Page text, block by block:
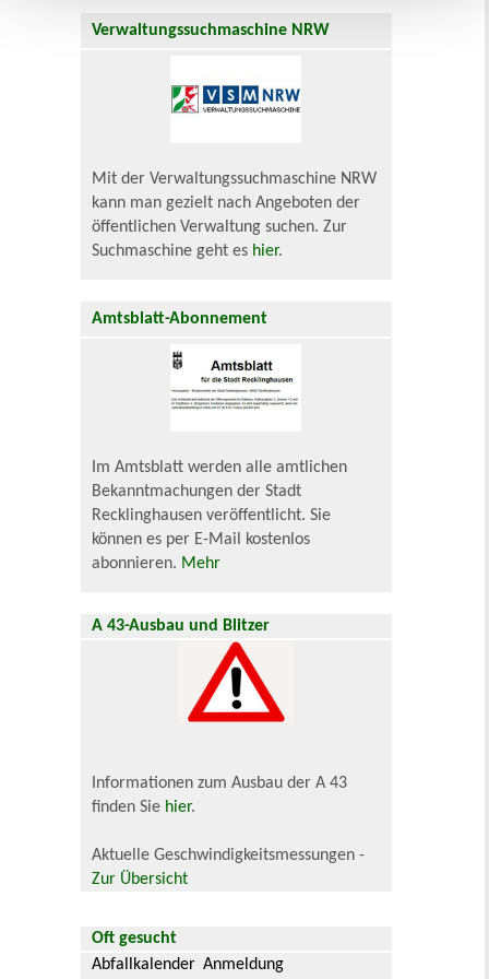
Verwaltungssuchmaschine NRW
Mit der Verwaltungssuchmaschine NRW
kann man gezielt nach Angeboten der
öffentlichen Verwaltung suchen. Zur
Suchmaschine geht es hier.
Amtsblatt-Abonnement
Im Amtsblatt werden alle amtlichen
Bekanntmachungen der Stadt
Recklinghausen veröffentlicht. Sie
können es per E-Mail kostenlos
abonnieren. Mehr
A 43-Ausbau und Blitzer
Informationen zum Ausbau der A 43
finden Sie hier.
Aktuelle Geschwindigkeitsmessungen -
Zur Übersicht
Oft gesucht
Abfallkalender Anmeldung